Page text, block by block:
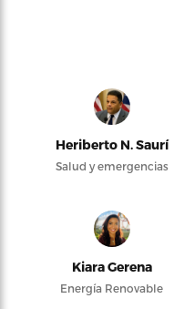
Heriberto N. Saurí
Salud y emergencias
Kiara Gerena
Energía Renovable